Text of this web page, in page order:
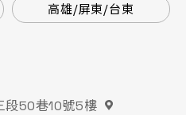
高雄/屏東/台東
段50巷10號5樓
號2樓
號
段218號15F之2
63巷33號
號